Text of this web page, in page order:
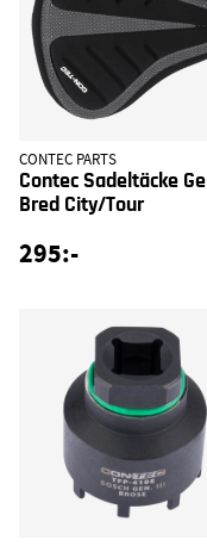
CONTEC PARTS
Contec Sadeltäcke Gel
Bred City/Tour
295:-